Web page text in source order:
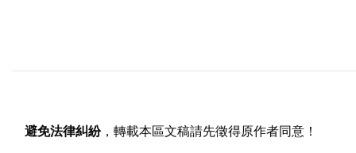
避免法律糾紛，轉載本區文稿請先徵得原作者同意！